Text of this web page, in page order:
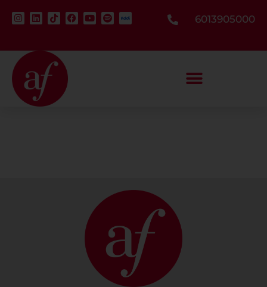
6013905000